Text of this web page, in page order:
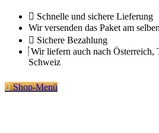
Zum
Inhalt
springen
Schnelle und sichere Lieferung
Wir versenden das Paket am
Sichere Bezahlung
Wir liefern auch nach Österreich,
Schweiz
Shop-Menü